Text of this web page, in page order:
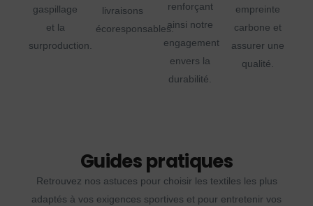
gaspillage
et la
surproduction.
livraisons
écoresponsables.
renforçant
ainsi notre
engagement
envers la
durabilité.
empreinte
carbone et
assurer une
qualité.
Guides pratiques
Retrouvez nos astuces pour choisir les textiles les plus
adaptés à vos exigences sportives et pour entretenir vos